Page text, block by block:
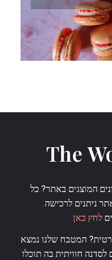
The
המוצגים באתר? כל
ניתנים לרכישה.
לחץ כאן
המטבח שלנו נמצא
חוויתית בה תוכלו